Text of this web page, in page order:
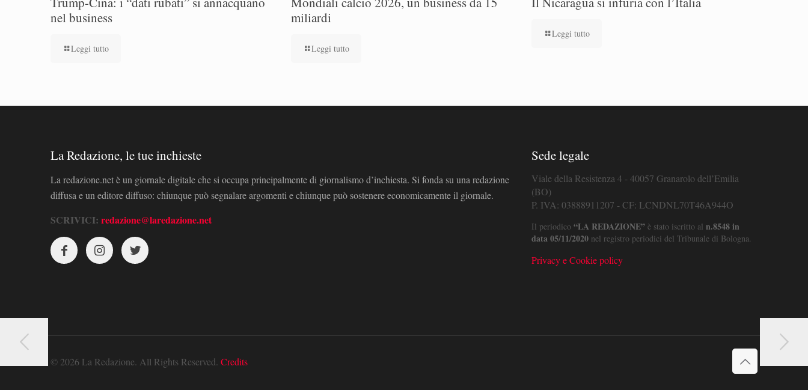
nel business
Leggi tutto
miliardi
Leggi tutto
Leggi tutto
La Redazione, le tue inchieste
La redazione.net è un giornale digitale che si occupa principalmente di giornalismo d’inchiesta. Si fonda su una redazione
diffusa e un editore diffuso: chiunque può segnalare argomenti e chiunque può sostenere economicamente il giornale.
SCRIVICI: redazione@laredazione.net
Sede legale
Viale della Resistenza 4 - 40057 Granarolo dell’Emilia
(BO)
P. IVA: 03888911207 - CF: LCNDNL70T46A944O
Il periodico “LA REDAZIONE”è stato iscritto al n.8548 in
data 05/11/2020nel registro periodici del Tribunale di Bologna.
Privacy e Cookie policy
© 2026 La Redazione. All Rights Reserved. Credits